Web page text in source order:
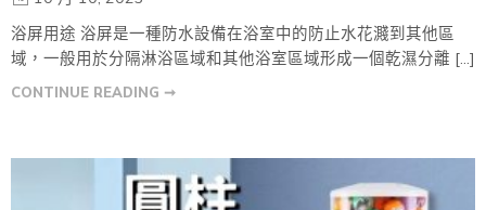
浴屏用途 浴屏是一種防水設備在浴室中的防止水花濺到其他區
域，一般用於分隔淋浴區域和其他浴室區域形成一個乾濕分離 […]
CONTINUE READING ➞